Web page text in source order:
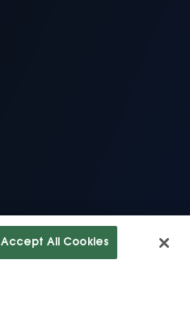
Accept All Cookies